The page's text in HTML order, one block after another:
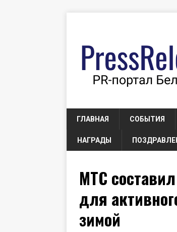
ГЛАВНАЯ СОБЫТИЯ
НАГРАДЫ
МТС
для
зимой